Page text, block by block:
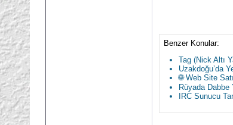
Benzer Konular:
Tag (Nick Altı
Uzakdoğu’da
🌐 Web Site
Rüyada Dabbe
IRC Sunucu